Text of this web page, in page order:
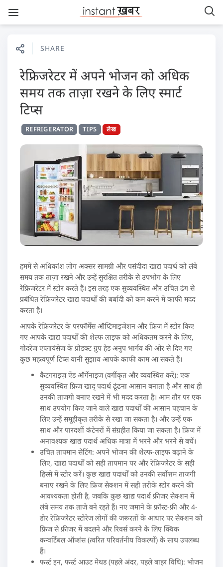
SHARE
रेफ्रिजरेटर में अपने भोजन को अधिक
समय तक ताज़ा रखने के लिए स्मार्ट
टिप्स
REFRIGERATOR TIPS लेख
हममें से अधिकांश लोग अक्सर सामग्री और पसंदीदा खाद्य पदार्थ को लंबे
समय तक ताज़ा रखने और उन्हें सुरक्षित तरीके से उपभोग के लिए
रेफ्रिजरेटर में स्टोर करते हैं। इस तरह एक सुव्यवस्थित और उचित ढंग से
प्रबंधित रेफ्रिजरेटर खाद्य पदार्थों की बर्बादी को कम करने में काफी मदद
करता है।
आपके रेफ्रिजरेटर के परफॉर्मेंस ऑप्टिमाइजेशन और फ्रिज में स्टोर किए
गए आपके खाद्य पदार्थों की शेल्फ लाइफ को अधिकतम करने के लिए,
गोदरेज एप्लायंसेज के प्रोडक्ट ग्रुप हेड अनुप भार्गव की ओर से दिए गए
कुछ महत्वपूर्ण टिप्स यानी सुझाव आपके काफी काम आ सकते हैं।
कैटगराइज़ ऐंड ऑर्गेनाइज (वर्गीकृत और व्यवस्थित करें): एक
सुव्यवस्थित फ्रिज खाद् पदार्थ ढूंढना आसान बनाता है और साथ ही
उनकी ताजगी बनाए रखने में भी मदद करता है। आम तौर पर एक
साथ उपयोग किए जाने वाले खाद्य पदार्थों की आसान पहचान के
लिए उन्हें समूहीकृत तरीके से रखा जा सकता है। और उन्हें एक
साथ और पारदर्शी कंटेनरों में संग्रहीत किया जा सकता है। फ्रिज में
अनावश्यक खाद्य पदार्थ अधिक मात्रा में भरने और भरने से बचें।
उचित तापमान सेटिंग: अपने भोजन की शेल्फ-लाइफ बढ़ाने के
लिए, खाद्य पदार्थों को सही तापमान पर और रेफ्रिजरेटर के सही
हिस्से में स्टोर करें। कुछ खाद्य पदार्थों को उनकी सर्वोत्तम ताजगी
बनाए रखने के लिए फ्रिज सेक्शन में सही तरीके स्टोर करने की
आवश्यकता होती है, जबकि कुछ खाद्य पदार्थ फ्रीजर सेक्शन में
लंबे समय तक ताजे बने रहते हैं। नए जमाने के फ्रॉस्ट-फ्री और 4-
डोर रेफ्रिजरेटर स्टोरेज लोगों की जरूरतों के आधार पर सेक्शन को
फ्रिज से फ्रीजर में बदलने और रिवर्स करने के लिए क्विक
कन्वर्टिबल ऑप्शंस (त्वरित परिवर्तनीय विकल्पों) के साथ उपलब्ध
हैं।
फर्स्ट इन, फर्स्ट आउट मेथड (पहले अंदर, पहले बाहर विधि): भोजन